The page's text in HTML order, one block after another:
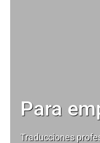
Para
Traducciones